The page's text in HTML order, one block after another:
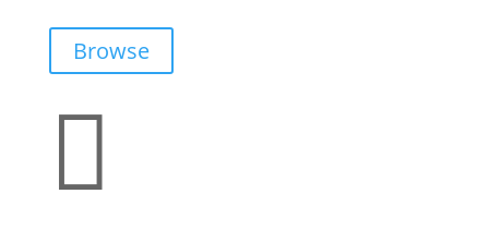
Browse
